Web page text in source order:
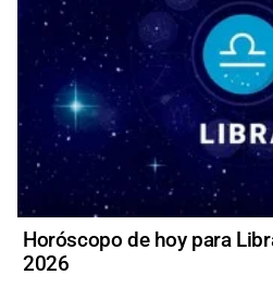
Horóscopo de hoy para
2026